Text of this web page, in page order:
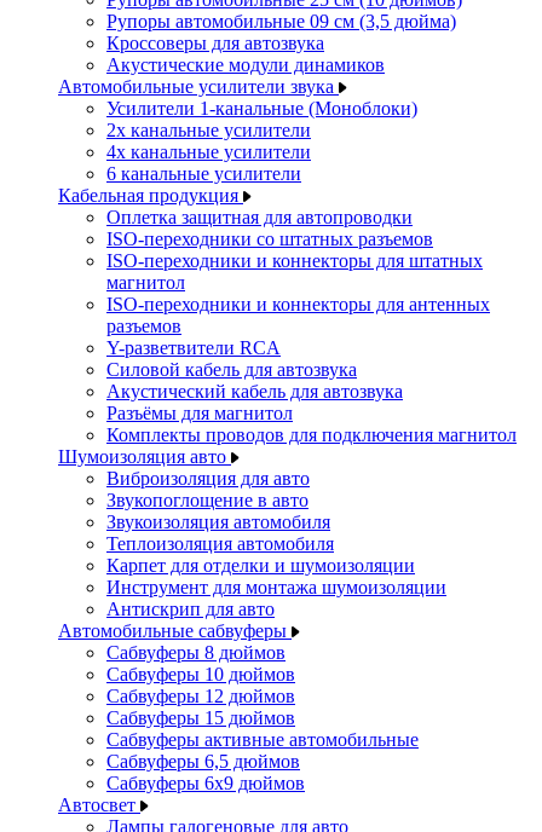
Рупоры автомобильные 09 см (3,5 дюйма)
Кроссоверы для автозвука
Акустические модули динамиков
Автомобильные усилители звука
Усилители 1-канальные (Моноблоки)
2х канальные усилители
4х канальные усилители
6 канальные усилители
Кабельная продукция
Оплетка защитная для автопроводки
ISO-переходники со штатных разъемов
ISO-переходники и коннекторы для штатных
магнитол
ISO-переходники и коннекторы для антенных
разъемов
Y-разветвители RCA
Силовой кабель для автозвука
Акустический кабель для автозвука
Разъёмы для магнитол
Комплекты проводов для подключения магнитол
Шумоизоляция авто
Виброизоляция для авто
Звукопоглощение в авто
Звукоизоляция автомобиля
Теплоизоляция автомобиля
Карпет для отделки и шумоизоляции
Инструмент для монтажа шумоизоляции
Антискрип для авто
Автомобильные сабвуферы
Сабвуферы 8 дюймов
Сабвуферы 10 дюймов
Сабвуферы 12 дюймов
Сабвуферы 15 дюймов
Сабвуферы активные автомобильные
Сабвуферы 6,5 дюймов
Сабвуферы 6x9 дюймов
Автосвет
Лампы галогеновые для авто